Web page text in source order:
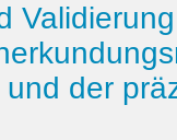
der